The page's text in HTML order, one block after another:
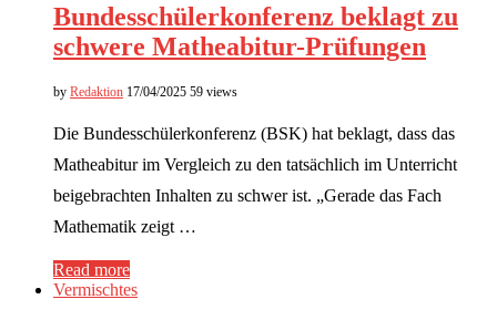
Bundesschülerkonferenz beklagt zu
schwere Matheabitur-Prüfungen
by Redaktion 17/04/2025 59 views
Die Bundesschülerkonferenz (BSK) hat beklagt, dass das
Matheabitur im Vergleich zu den tatsächlich im Unterricht
beigebrachten Inhalten zu schwer ist. „Gerade das Fach
Mathematik zeigt …
Read more
Vermischtes